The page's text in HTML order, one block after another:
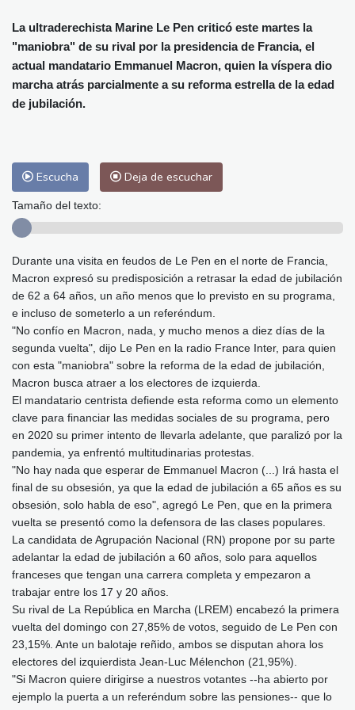
Málaga
33 °C Murcia
35 °C
Las Palmas de Gran Canaria
29 °C
Ibiza
31 °C Buenos Aires
10 °C
Caracas
24 °C Managua
24 °C
La ultraderechista Marine Le Pen criticó este martes la
"maniobra" de su rival por la presidencia de Francia, el
actual mandatario Emmanuel Macron, quien la víspera dio
marcha atrás parcialmente a su reforma estrella de la edad
de jubilación.
Escucha Deja de escuchar
Tamaño del texto:
Durante una visita en feudos de Le Pen en el norte de Francia,
Macron expresó su predisposición a retrasar la edad de jubilación
de 62 a 64 años, un año menos que lo previsto en su programa,
e incluso de someterlo a un referéndum.
"No confío en Macron, nada, y mucho menos a diez días de la
segunda vuelta", dijo Le Pen en la radio France Inter, para quien
con esta "maniobra" sobre la reforma de la edad de jubilación,
Macron busca atraer a los electores de izquierda.
El mandatario centrista defiende esta reforma como un elemento
clave para financiar las medidas sociales de su programa, pero
en 2020 su primer intento de llevarla adelante, que paralizó por la
pandemia, ya enfrentó multitudinarias protestas.
"No hay nada que esperar de Emmanuel Macron (...) Irá hasta el
final de su obsesión, ya que la edad de jubilación a 65 años es su
obsesión, solo habla de eso", agregó Le Pen, que en la primera
vuelta se presentó como la defensora de las clases populares.
La candidata de Agrupación Nacional (RN) propone por su parte
adelantar la edad de jubilación a 60 años, solo para aquellos
franceses que tengan una carrera completa y empezaron a
trabajar entre los 17 y 20 años.
Su rival de La República en Marcha (LREM) encabezó la primera
vuelta del domingo con 27,85% de votos, seguido de Le Pen con
23,15%. Ante un balotaje reñido, ambos se disputan ahora los
electores del izquierdista Jean-Luc Mélenchon (21,95%).
"Si Macron quiere dirigirse a nuestros votantes --ha abierto por
ejemplo la puerta a un referéndum sobre las pensiones-- que lo